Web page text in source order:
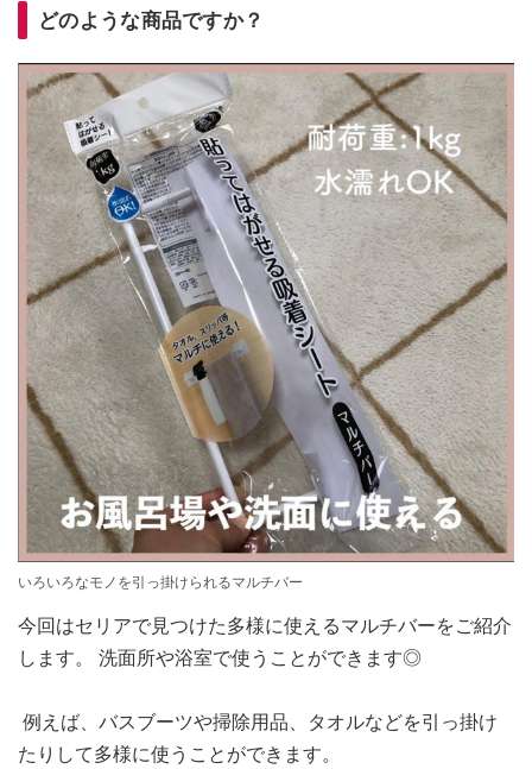
どのような商品ですか？
いろいろなモノを引っ掛けられるマルチバー
今回はセリアで見つけた多様に使えるマルチバーをご紹介
します。 洗面所や浴室で使うことができます◎
例えば、バスブーツや掃除用品、タオルなどを引っ掛け
たりして多様に使うことができます。